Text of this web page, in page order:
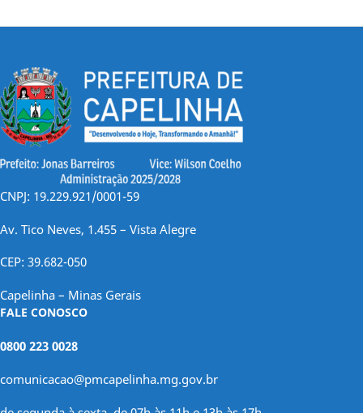
CNPJ: 19.229.921/0001-59
Av. Tico Neves, 1.455 – Vista Alegre
CEP: 39.682-050
Capelinha – Minas Gerais
FALE CONOSCO
0800 223 0028
comunicacao@pmcapelinha.mg.gov.br